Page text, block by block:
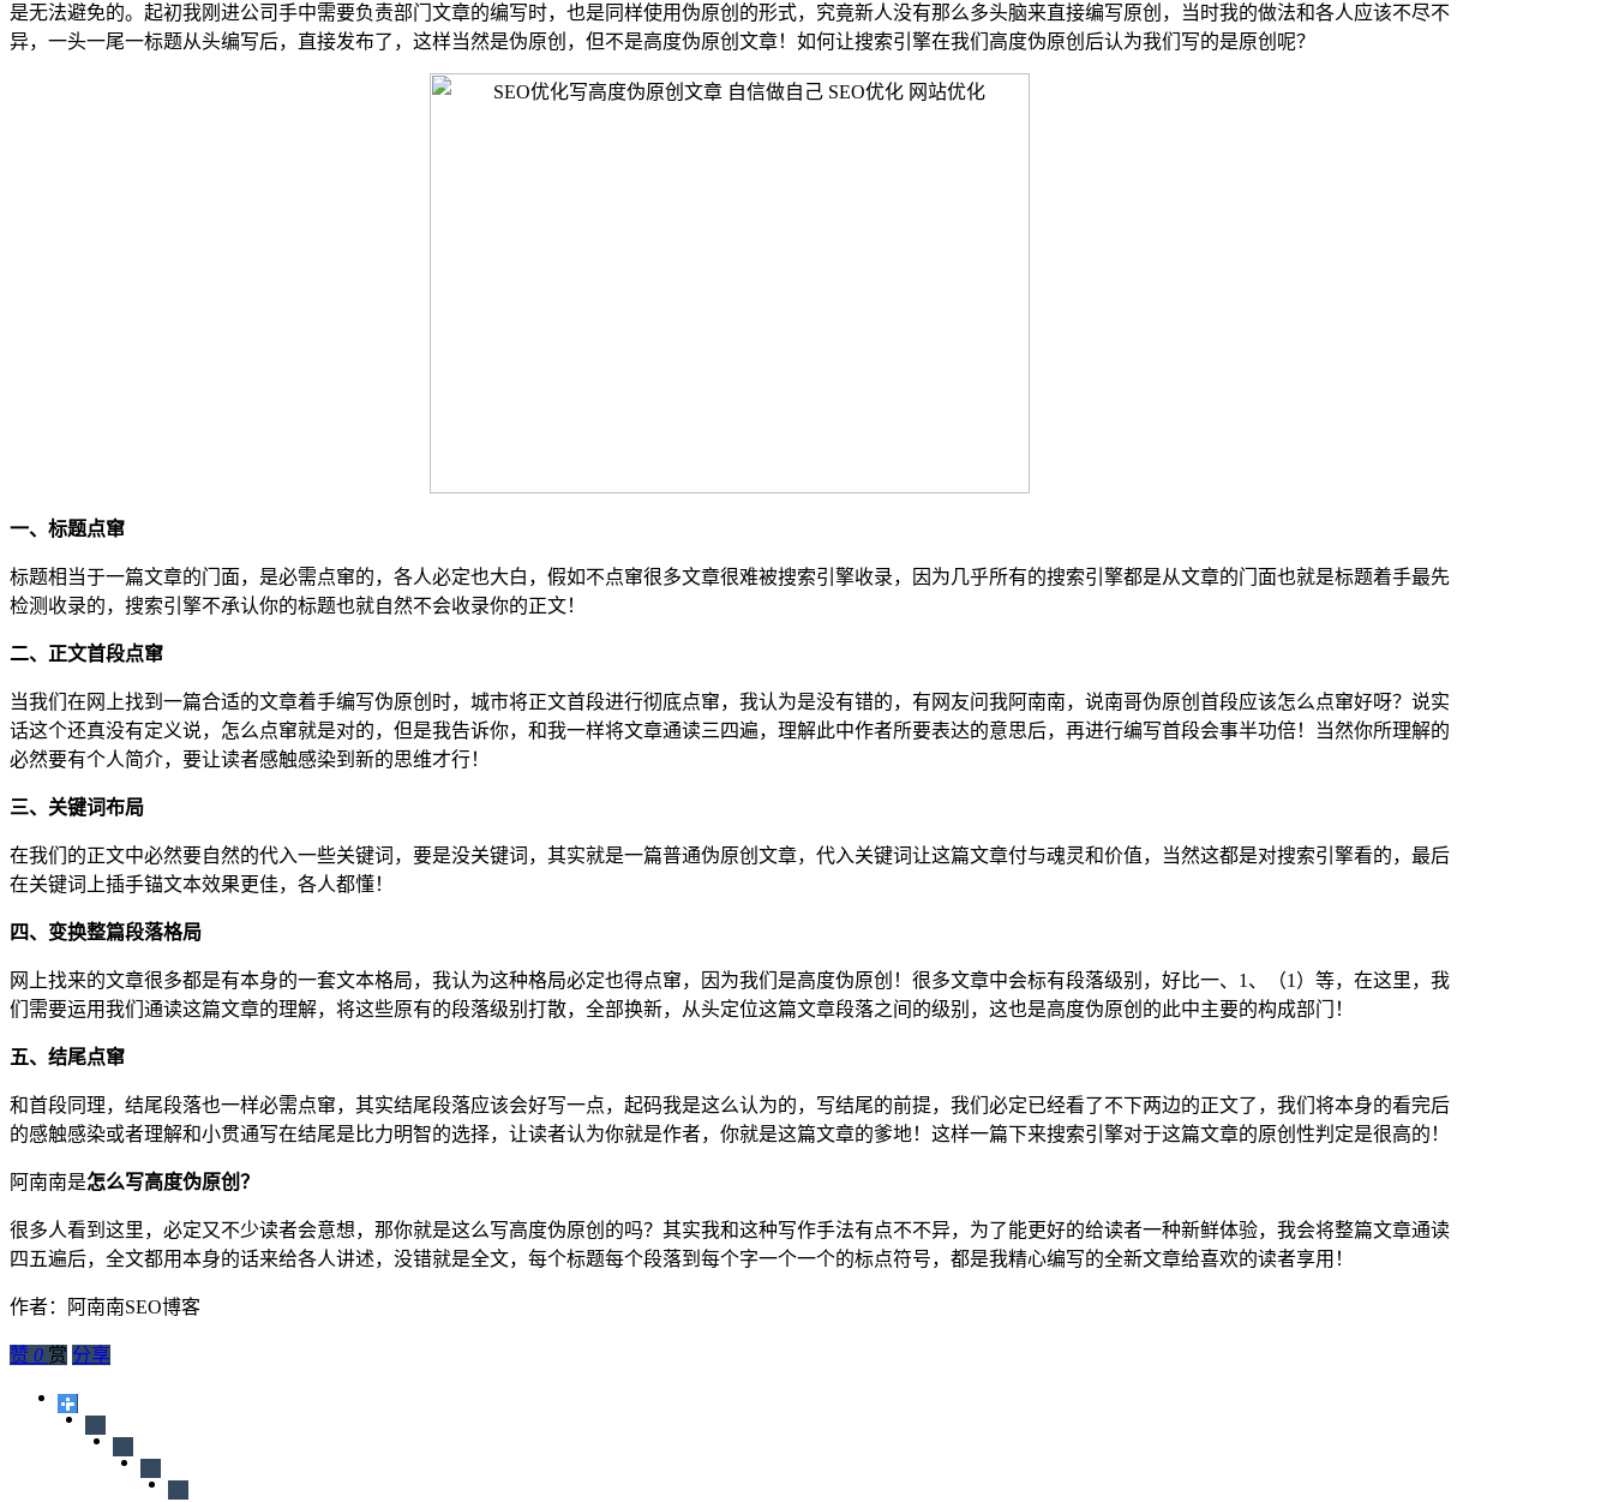
是无法避免的。起初我刚进公司手中需要负责部门文章的编写时，也是同样使用伪原创的形式，究竟新人没有那么多头脑来直接编写原创，当时我的做法和各人应该不尽不
异，一头一尾一标题从头编写后，直接发布了，这样当然是伪原创，但不是高度伪原创文章！如何让搜索引擎在我们高度伪原创后认为我们写的是原创呢？
一、标题点窜
标题相当于一篇文章的门面，是必需点窜的，各人必定也大白，假如不点窜很多文章很难被搜索引擎收录，因为几乎所有的搜索引擎都是从文章的门面也就是标题着手最先
检测收录的，搜索引擎不承认你的标题也就自然不会收录你的正文！
二、正文首段点窜
当我们在网上找到一篇合适的文章着手编写伪原创时，城市将正文首段进行彻底点窜，我认为是没有错的，有网友问我阿南南，说南哥伪原创首段应该怎么点窜好呀？说实
话这个还真没有定义说，怎么点窜就是对的，但是我告诉你，和我一样将文章通读三四遍，理解此中作者所要表达的意思后，再进行编写首段会事半功倍！当然你所理解的
必然要有个人简介，要让读者感触感染到新的思维才行！
三、关键词布局
在我们的正文中必然要自然的代入一些关键词，要是没关键词，其实就是一篇普通伪原创文章，代入关键词让这篇文章付与魂灵和价值，当然这都是对搜索引擎看的，最后
在关键词上插手锚文本效果更佳，各人都懂！
四、变换整篇段落格局
网上找来的文章很多都是有本身的一套文本格局，我认为这种格局必定也得点窜，因为我们是高度伪原创！很多文章中会标有段落级别，好比一、1、（1）等，在这里，我
们需要运用我们通读这篇文章的理解，将这些原有的段落级别打散，全部换新，从头定位这篇文章段落之间的级别，这也是高度伪原创的此中主要的构成部门！
五、结尾点窜
和首段同理，结尾段落也一样必需点窜，其实结尾段落应该会好写一点，起码我是这么认为的，写结尾的前提，我们必定已经看了不下两边的正文了，我们将本身的看完后
的感触感染或者理解和小贯通写在结尾是比力明智的选择，让读者认为你就是作者，你就是这篇文章的爹地！这样一篇下来搜索引擎对于这篇文章的原创性判定是很高的！
阿南南是怎么写高度伪原创？
很多人看到这里，必定又不少读者会意想，那你就是这么写高度伪原创的吗？其实我和这种写作手法有点不不异，为了能更好的给读者一种新鲜体验，我会将整篇文章通读
四五遍后，全文都用本身的话来给各人讲述，没错就是全文，每个标题每个段落到每个字一个一个的标点符号，都是我精心编写的全新文章给喜欢的读者享用！
作者：阿南南SEO博客
赞 0 赏 分享